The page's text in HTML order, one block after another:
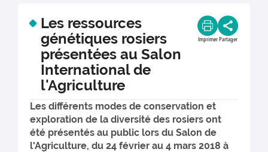
Les ressources
génétiques rosiers
présentées au Salon
International de
l'Agriculture
Imprimer Partager
Les différents modes de conservation et
exploration de la diversité des rosiers ont
été présentés au public lors du Salon de
l'Agriculture, du 24 février au 4 mars 2018 à